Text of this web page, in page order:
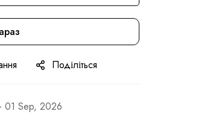
Поділіться
01 Sep, 2026